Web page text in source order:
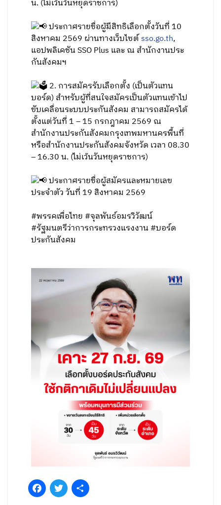
น. (ไม่เว้นวันหยุดราชการ)
ประกาศรายชื่อผู้มีสิทธิเลือกตั้งวันที่ 10
สิงหาคม 2569 ผ่านทางเว็บไซต์sso.go.th,
แอปพลิเคชัน SSO Plus และ ณ สำนักงานประ
กันสังคมฯ
2. การสมัครรับเลือกตั้ง (เป็นตัวแทน
บอร์ด) สำหรับผู้ที่สนใจสมัครเป็นตัวแทนเข้าไป
ขับเคลื่อนระบบประกันสังคม สามารถสมัครได้
ตั้งแต่วันที่ 1 – 15 กรกฎาคม 2569 ณ
สำนักงานประกันสังคมกรุงเทพมหานครพื้นที่
หรือสำนักงานประกันสังคมจังหวัด เวลา 08.30
– 16.30 น. (ไม่เว้นวันหยุดราชการ)
ประกาศรายชื่อผู้สมัครและหมายเลข
ประจำตัว วันที่ 19 สิงหาคม 2569
#พรรคเพื่อไทย #จุลพันธ์อมรวิวัฒน์
#รัฐมนตรีว่าการกระทรวงแรงงาน #บอร์ด
ประกันสังคม
FacebookTwitter